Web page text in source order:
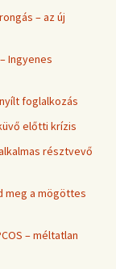
– az új
Ingyenes
foglalkozás
előtti krízis
résztvevő
meg a mögöttes
– méltatlan